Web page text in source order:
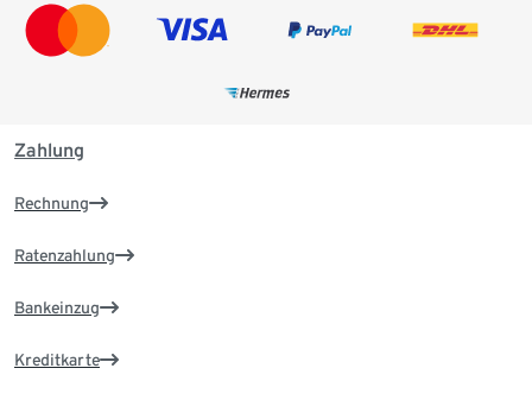
Zahlung
Rechnung
Ratenzahlung
Bankeinzug
Kreditkarte